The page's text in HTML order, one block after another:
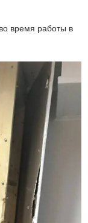
время работы в